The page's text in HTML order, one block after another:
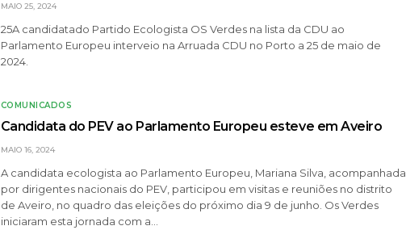
MAIO 25, 2024
25A candidatado Partido Ecologista OS Verdes na lista da CDU ao
Parlamento Europeu interveio na Arruada CDU no Porto a 25 de maio de
2024.
COMUNICADOS
Candidata do PEV ao Parlamento Europeu esteve em Aveiro
MAIO 16, 2024
A candidata ecologista ao Parlamento Europeu, Mariana Silva, acompanhada
por dirigentes nacionais do PEV, participou em visitas e reuniões no distrito
de Aveiro, no quadro das eleições do próximo dia 9 de junho. Os Verdes
iniciaram esta jornada com a…